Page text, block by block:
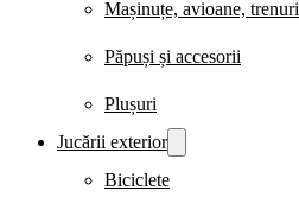
Mașinuțe, avioane, trenuri
Păpuși și accesorii
Plușuri
Jucării exterior
Biciclete